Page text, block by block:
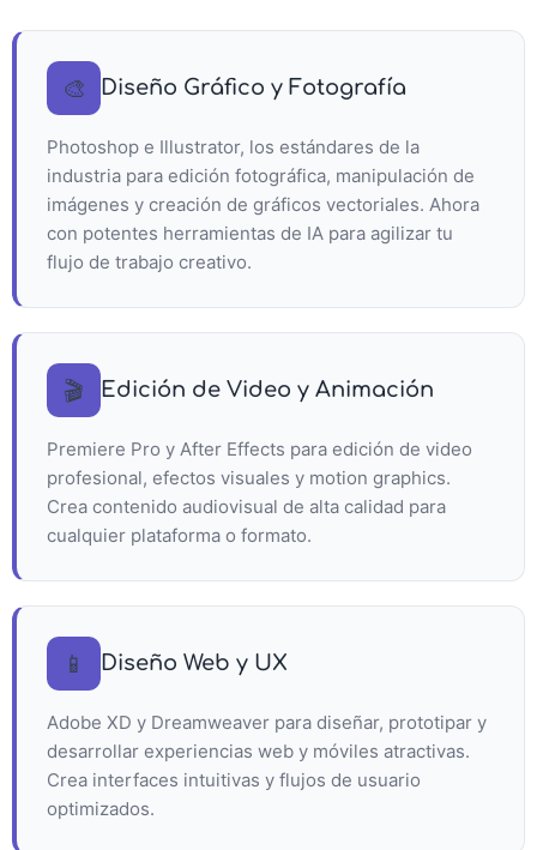
🎨 Diseño Gráfico y Fotografía
Photoshop e Illustrator, los estándares de la
industria para edición fotográfica, manipulación de
imágenes y creación de gráficos vectoriales. Ahora
con potentes herramientas de IA para agilizar tu
flujo de trabajo creativo.
🎬 Edición de Video y Animación
Premiere Pro y After Effects para edición de video
profesional, efectos visuales y motion graphics.
Crea contenido audiovisual de alta calidad para
cualquier plataforma o formato.
📱 Diseño Web y UX
Adobe XD y Dreamweaver para diseñar, prototipar y
desarrollar experiencias web y móviles atractivas.
Crea interfaces intuitivas y flujos de usuario
optimizados.